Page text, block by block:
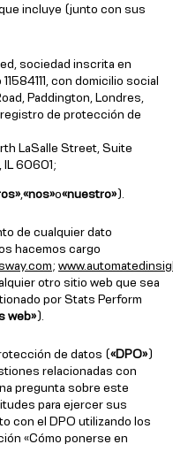
incluye (junto con sus
sociedad inscrita en
con domicilio social
Paddington, Londres,
registro de protección de
LaSalle Street, Suite
IL 60601;
«nos»o«nuestro»).
de cualquier dato
hacemos cargo
;
otro sitio web que sea
por Stats Perform
web»).
de datos («DPO»)
relacionadas con
pregunta sobre este
para ejercer sus
con el DPO utilizando los
«Cómo ponerse en